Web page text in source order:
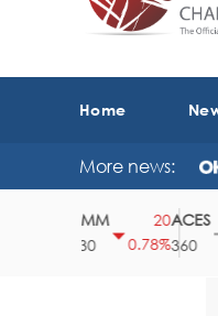
Home
More news:
0.78%
ACES
360